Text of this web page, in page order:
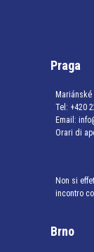
Praga
Mariánské
Tel: +420
Email:
Orari di
Non si
incontro
Brno